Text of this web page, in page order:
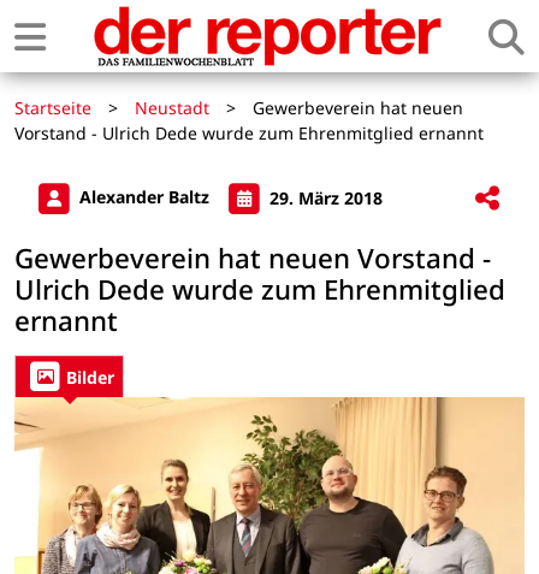
Startseite > Neustadt >
Gewerbeverein hat neuen
Vorstand - Ulrich Dede wurde zum Ehrenmitglied ernannt
Alexander Baltz 29. März 2018
Gewerbeverein hat neuen Vorstand -
Ulrich Dede wurde zum Ehrenmitglied
ernannt
Bilder